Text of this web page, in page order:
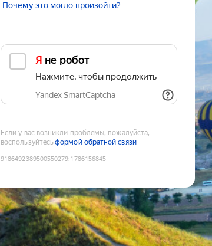
Почему это могло произойти?
Я не робот
Нажмите, чтобы продолжить
Yandex SmartCaptcha
Если у вас возникли проблемы, пожалуйста,
воспользуйтесьформой обратной связи
9186492389500550279:1786156845